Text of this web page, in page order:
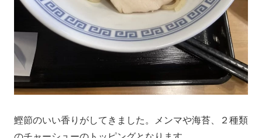
鰹節のいい香りがしてきました。メンマや海苔、２種類